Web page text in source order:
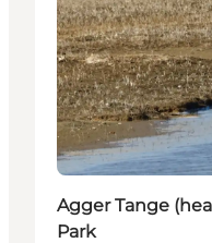
Agger Tange
Park